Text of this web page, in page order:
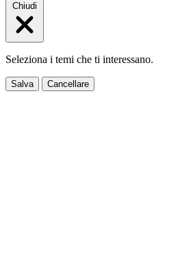
Chiudi
Seleziona i temi che ti interessano.
Salva Cancellare